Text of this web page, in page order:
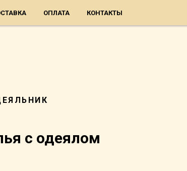
с одеялом
ОПЛАТА КОНТАКТЫ